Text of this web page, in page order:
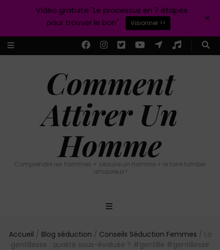
Comment
Attirer Un
Homme
Comprendre les hommes + séduire un homme + le faire tomber
amoureux !
Accueil / Blog séduction / Conseils Séduction Femmes / La
gentillesse : qualité sous-évaluée ? #gentille #gentillesse
Vidéo gratuite "Le processus en 7 étapes
pour trouver le bon"
Visionner >> +